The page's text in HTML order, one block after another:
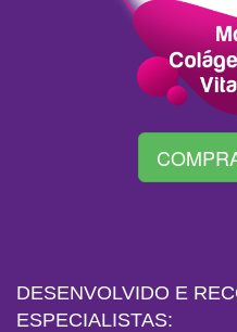
DESENVOLVIDO E
ESPECIALISTAS: